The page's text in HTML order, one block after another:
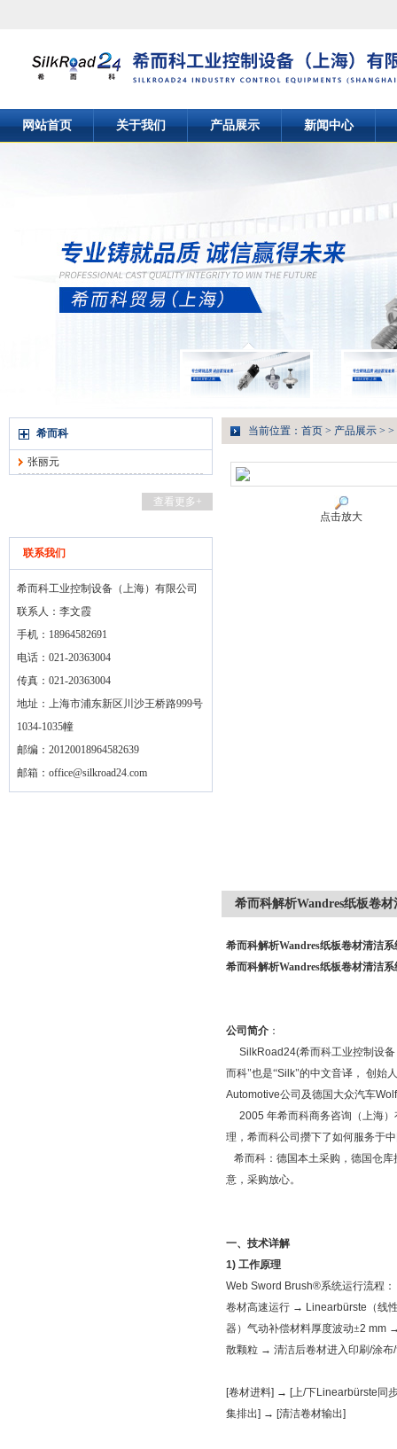
网站首页 关于我们 产品展示 新闻中心
希而科
张丽元
查看更多+
联系我们
希而科工业控制设备（上海）有限公司
联系人：李文霞
手机：18964582691
电话：021-20363004
传真：021-20363004
地址：上海市浦东新区川沙王桥路999号
1034-1035幢
邮编：20120018964582639
邮箱： office@silkroad24.com
当前位置： 首页 > 产品展示 > >
点击放大
希而科解析Wandres纸板卷
希而科解析Wandres纸板卷材清洁系
希而科解析Wandres纸板卷材清洁系
公司简介 ：
SilkRoad24(希而科工业控制设
而科"也是“Silk"的中文音译， 创始人
Automotive公司及德国大众汽车
2005 年希而科商务咨询（上海
理，希而科公司攒下了如何服务于
希而科：德国本土采购，德国仓
意，采购放心。
一、技术详解
1) 工作原理
Web Sword Brush®系统运行流程：
卷材高速运行 → Linearbürste （线
器）气动补偿材料厚度波动±2 mm
散颗粒 → 清洁后卷材进入印刷/涂布/
[卷材进料] → [上/下Linearbürste 同
集排出] → [清洁卷材输出]